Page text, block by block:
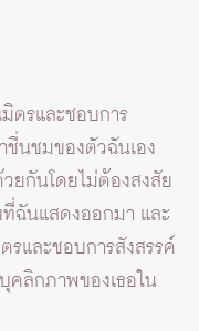
ตรและชอบการ
ชื่นชมของตัวฉันเอง
ยกันโดยไม่ต้องสงสัย
ฉันแสดงออกมา และ
รและชอบการสังสรรค์
ลิกภาพของเธอใน